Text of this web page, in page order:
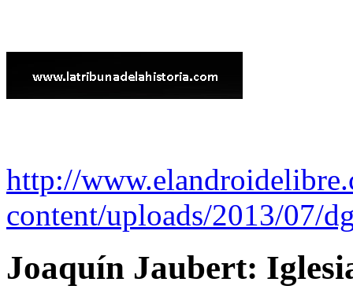
http://
content/uploads/2013/07/
Joaquín Jaubert: